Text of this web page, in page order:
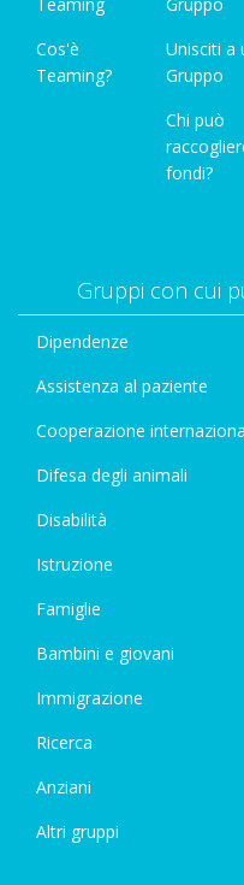
Cos'è
Teaming?
Unisciti a
Gruppo
Chi può
fondi?
Gruppi con cui
Dipendenze
Assistenza al paziente
Cooperazione
Difesa degli animali
Disabilità
Istruzione
Famiglie
Bambini e giovani
Immigrazione
Ricerca
Anziani
Altri gruppi